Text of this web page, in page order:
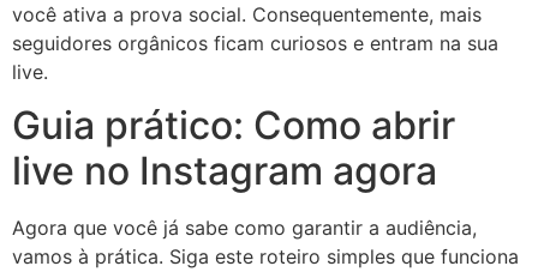
você ativa a prova social. Consequentemente, mais
seguidores orgânicos ficam curiosos e entram na sua
live.
Guia prático: Como abrir
live no Instagram agora
Agora que você já sabe como garantir a audiência,
vamos à prática. Siga este roteiro simples que funciona